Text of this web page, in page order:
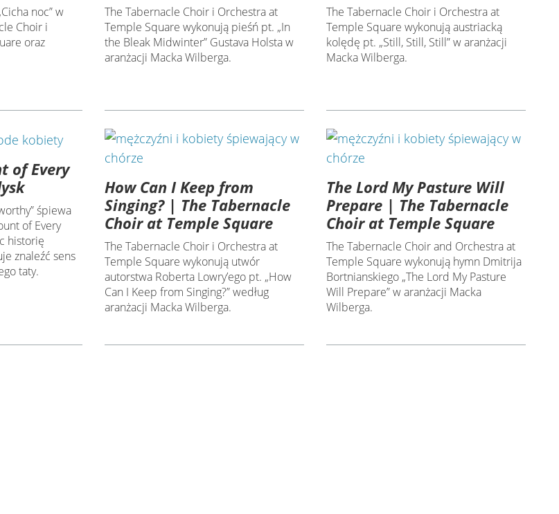
noc” w
Choir i
oraz
The Tabernacle Choir i Orchestra at
Temple Square wykonują pieśń pt. „In
the Bleak Midwinter” Gustava Holsta w
aranżacji Macka Wilberga.
The Tabernacle Choir i Orchestra at
Temple Square wykonują austriacką
kolędę pt. „Still, Still, Still” w aranżacji
Macka Wilberga.
of Every
śpiewa
of Every
historię
znaleźć sens
taty.
How Can I Keep from
Singing? | The Tabernacle
Choir at Temple Square
The Tabernacle Choir i Orchestra at
Temple Square wykonują utwór
autorstwa Roberta Lowry’ego pt. „How
Can I Keep from Singing?” według
aranżacji Macka Wilberga.
The Lord My Pasture Will
Prepare | The Tabernacle
Choir at Temple Square
The Tabernacle Choir and Orchestra at
Temple Square wykonują hymn Dmitrija
Bortnianskiego „The Lord My Pasture
Will Prepare” w aranżacji Macka
Wilberga.